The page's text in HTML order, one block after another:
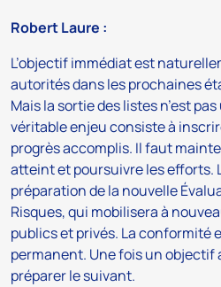
Robert Laure :
L’objectif immédiat est
autorités dans les prochaines
Mais la sortie des listes n’est
véritable enjeu consiste à
progrès accomplis. Il faut
atteint et poursuivre les efforts.
préparation de la nouvelle
Risques, qui mobilisera à
publics et privés. La conformité
permanent. Une fois un objectif
préparer le suivant.